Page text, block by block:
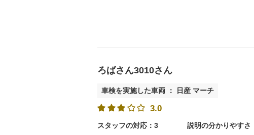
ろばさん3010さん
車検を実施した車両 ： 日産 マーチ
3.0
スタッフの対応：3 説明の分かりやすさ